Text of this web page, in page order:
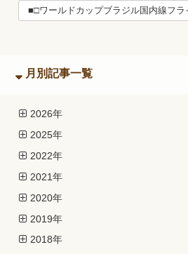
■□ワールドカップブラジル国内線フ
月別記事一覧
2026年
2025年
2022年
2021年
2020年
2019年
2018年